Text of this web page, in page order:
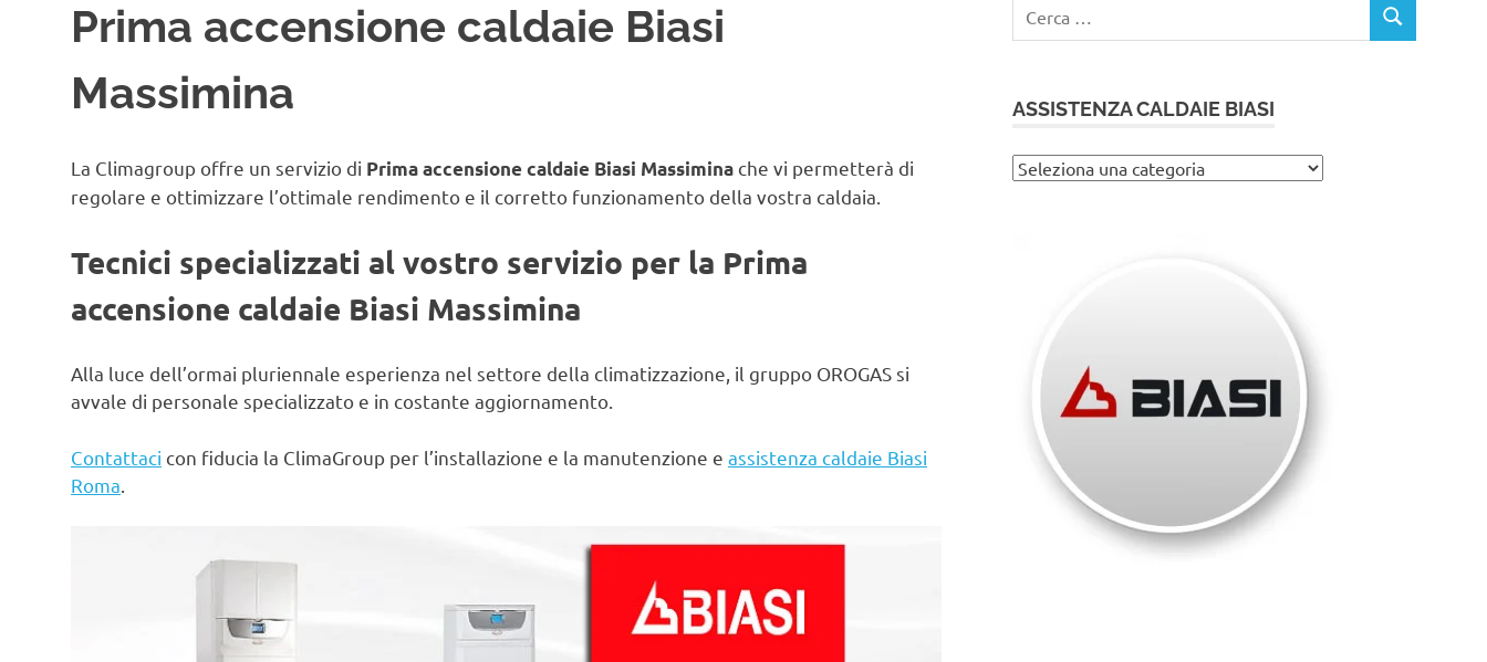
Prima accensione caldaie Biasi
Massimina
La Climagroup offre un servizio di Prima accensione caldaie Biasi Massimina che vi permetterà di
regolare e ottimizzare l’ottimale rendimento e il corretto funzionamento della vostra caldaia.
Tecnici specializzati al vostro servizio per la Prima
accensione caldaie Biasi Massimina
Alla luce dell’ormai pluriennale esperienza nel settore della climatizzazione, il gruppo OROGAS si
avvale di personale specializzato e in costante aggiornamento.
Contattaci con fiducia la ClimaGroup per l’installazione e la manutenzione e assistenza caldaie Biasi
Roma
per:
CERCA
ASSISTENZA CALDAIE BIASI
Assistenza